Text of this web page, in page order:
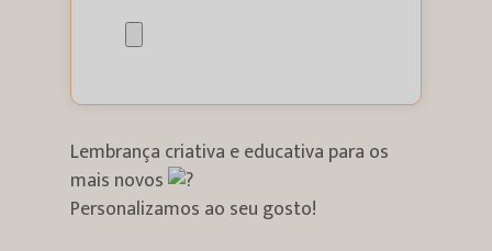
Lembrança criativa e educativa para os
mais novos
Personalizamos ao seu gosto!